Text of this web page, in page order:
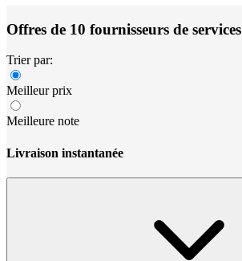
Offres de 10 fournisseurs de services
Trier par:
Meilleur prix
Meilleure note
Livraison instantanée